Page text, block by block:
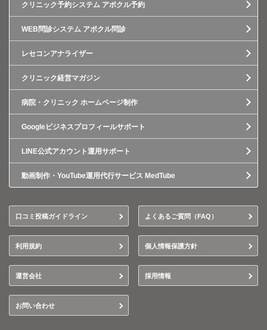
クリニック予約システム アポクル予約
WEB問診システム アポクル問診
レセコンアナライザー
クリニック経営マガジン
病院・クリニック ホームページ制作
Googleビジネスプロフィールサポート
LINE公式アカウント運用サポート
動画制作・YouTube運用代行サービス MedTube
口コミ投稿ガイドライン よくあるご質問（FAQ）
利用規約 個人情報保護方針
運営会社 採用情報
お問い合わせ